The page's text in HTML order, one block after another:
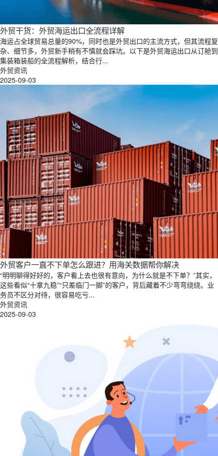
外贸干货：外贸海运出口全流程详解
海运占全球贸易总量的90%，同时也是外贸出口的主流方式，但其流程复
杂、细节多，外贸新手稍有不慎就会踩坑。以下是外贸海运出口从订舱到
集装箱装船的全流程解析，结合行...
外贸资讯
2025-09-03
外贸客户一直不下单怎么跟进？用海关数据帮你解决
“明明聊得好好的，客户看上去也很有意向，为什么就是不下单？”其实，
这些看似“十拿九稳”“只差临门一脚”的客户，背后藏着不少弯弯绕绕。业
务员不区分对待，很容易吃亏...
外贸资讯
2025-09-03